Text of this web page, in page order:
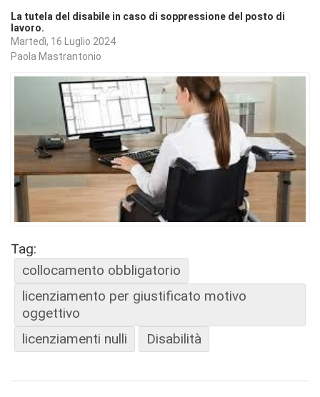
La tutela del disabile in caso di soppressione del posto di
lavoro.
Martedì, 16 Luglio 2024
Paola Mastrantonio
Tag:
collocamento obbligatorio
licenziamento per giustificato motivo
oggettivo
licenziamenti nulli
Disabilità